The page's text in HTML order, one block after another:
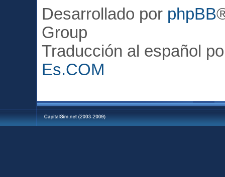
Desarrollado por phpBB
Group
Traducción al español
Es.COM